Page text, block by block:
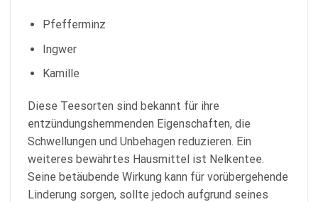
Pfefferminz
Ingwer
Kamille
Diese Teesorten sind bekannt für ihre
entzündungshemmenden Eigenschaften, die
Schwellungen und Unbehagen reduzieren. Ein
weiteres bewährtes Hausmittel ist Nelkentee.
Seine betäubende Wirkung kann für vorübergehende
Linderung sorgen, sollte jedoch aufgrund seines